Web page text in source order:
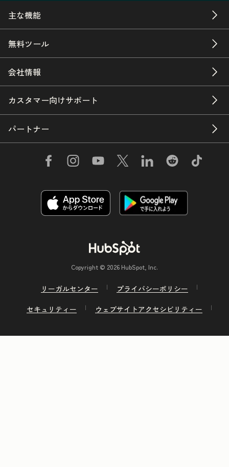
主な機能
無料ツール
会社情報
カスタマー向けサポート
パートナー
Copyright © 2026 HubSpot, Inc.
リーガルセンター
プライバシーポリシー
セキュリティー
ウェブサイトアクセシビリティー